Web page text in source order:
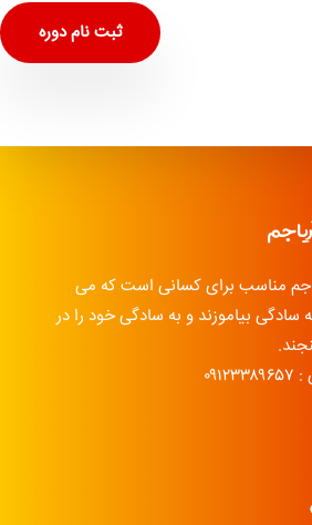
ثبت نام دوره
مناسب برای کسانی است که می
سادگی بیاموزند و به سادگی خود را در